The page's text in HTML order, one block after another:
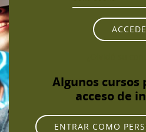
Algunos
acceso de
ENTRAR COMO